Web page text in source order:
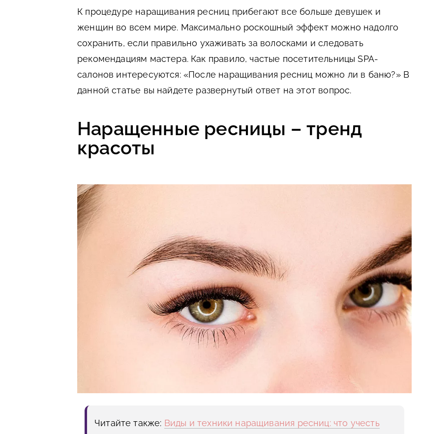
К процедуре наращивания ресниц прибегают все больше девушек и
женщин во всем мире. Максимально роскошный эффект можно надолго
сохранить, если правильно ухаживать за волосками и следовать
рекомендациям мастера. Как правило, частые посетительницы SPA-
салонов интересуются: «После наращивания ресниц можно ли в баню?» В
данной статье вы найдете развернутый ответ на этот вопрос.
Наращенные ресницы – тренд
красоты
Читайте также: Виды и техники наращивания ресниц: что учесть